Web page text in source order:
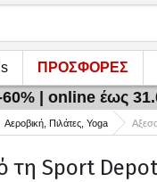
ΠΡΟΣΦΟΡΕΣ
| online έως
Αεροβική, Πιλάτες, Yoga
τη Sport